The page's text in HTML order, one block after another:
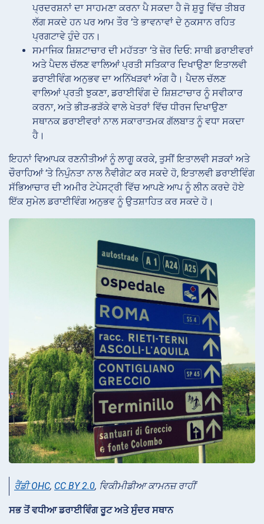
ਪ੍ਰਦਰਸ਼ਨਾਂ ਦਾ ਸਾਹਮਣਾ ਕਰਨਾ ਪੈ ਸਕਦਾ ਹੈ ਜੋ ਸ਼ੁਰੂ ਵਿੱਚ ਤੀਬਰ
ਲੱਗ ਸਕਦੇ ਹਨ ਪਰ ਆਮ ਤੌਰ ‘ਤੇ ਭਾਵਨਾਵਾਂ ਦੇ ਨੁਕਸਾਨ ਰਹਿਤ
ਪ੍ਰਗਟਾਵੇ ਹੁੰਦੇ ਹਨ।
ਸਮਾਜਿਕ ਸ਼ਿਸ਼ਟਾਚਾਰ ਦੀ ਮਹੱਤਤਾ ‘ਤੇ ਜ਼ੋਰ ਦਿਓ: ਸਾਥੀ ਡਰਾਈਵਰਾਂ
ਅਤੇ ਪੈਦਲ ਚੱਲਣ ਵਾਲਿਆਂ ਪ੍ਰਤੀ ਸਤਿਕਾਰ ਦਿਖਾਉਣਾ ਇਤਾਲਵੀ
ਡਰਾਈਵਿੰਗ ਅਨੁਭਵ ਦਾ ਅਨਿੱਖੜਵਾਂ ਅੰਗ ਹੈ। ਪੈਦਲ ਚੱਲਣ
ਵਾਲਿਆਂ ਪ੍ਰਤੀ ਝੁਕਣਾ, ਡਰਾਈਵਿੰਗ ਦੇ ਸ਼ਿਸ਼ਟਾਚਾਰ ਨੂੰ ਸਵੀਕਾਰ
ਕਰਨਾ, ਅਤੇ ਭੀੜ-ਭੜੱਕੇ ਵਾਲੇ ਖੇਤਰਾਂ ਵਿੱਚ ਧੀਰਜ ਦਿਖਾਉਣਾ
ਸਥਾਨਕ ਡਰਾਈਵਰਾਂ ਨਾਲ ਸਕਾਰਾਤਮਕ ਗੱਲਬਾਤ ਨੂੰ ਵਧਾ ਸਕਦਾ
ਹੈ।
ਇਹਨਾਂ ਵਿਆਪਕ ਰਣਨੀਤੀਆਂ ਨੂੰ ਲਾਗੂ ਕਰਕੇ, ਤੁਸੀਂ ਇਤਾਲਵੀ ਸੜਕਾਂ ਅਤੇ
ਚੌਰਾਹਿਆਂ ‘ਤੇ ਨਿਪੁੰਨਤਾ ਨਾਲ ਨੈਵੀਗੇਟ ਕਰ ਸਕਦੇ ਹੋ, ਇਤਾਲਵੀ ਡਰਾਈਵਿੰਗ
ਸੱਭਿਆਚਾਰ ਦੀ ਅਮੀਰ ਟੇਪੇਸਟ੍ਰੀ ਵਿੱਚ ਆਪਣੇ ਆਪ ਨੂੰ ਲੀਨ ਕਰਦੇ ਹੋਏ
ਇੱਕ ਸੁਮੇਲ ਡਰਾਈਵਿੰਗ ਅਨੁਭਵ ਨੂੰ ਉਤਸ਼ਾਹਿਤ ਕਰ ਸਕਦੇ ਹੋ।
ਰੈਂਡੀ OHC, CC BY 2.0, ਵਿਕੀਮੀਡੀਆ ਕਾਮਨਜ਼ ਰਾਹੀਂ
ਸਭ ਤੋਂ ਵਧੀਆ ਡਰਾਈਵਿੰਗ ਰੂਟ ਅਤੇ ਸੁੰਦਰ ਸਥਾਨ